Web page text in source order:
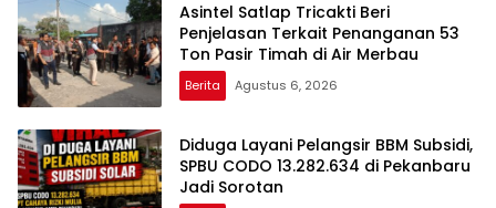
Asintel Satlap Tricakti Beri
Penjelasan Terkait Penanganan 53
Ton Pasir Timah di Air Merbau
Berita Agustus 6, 2026
Diduga Layani Pelangsir BBM Subsidi,
SPBU CODO 13.282.634 di Pekanbaru
Jadi Sorotan